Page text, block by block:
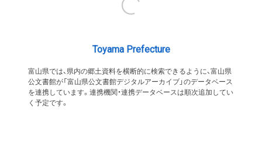
Toyama Prefecture
富山県では、県内の郷土資料を横断的に検索できるように、富山県
公文書館が「富山県公文書館デジタルアーカイブ」のデータベース
を連携しています。連携機関・連携データベースは順次追加してい
く予定です。